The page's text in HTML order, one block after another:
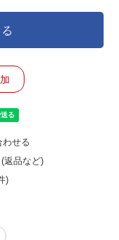
わせる
返品など)
)